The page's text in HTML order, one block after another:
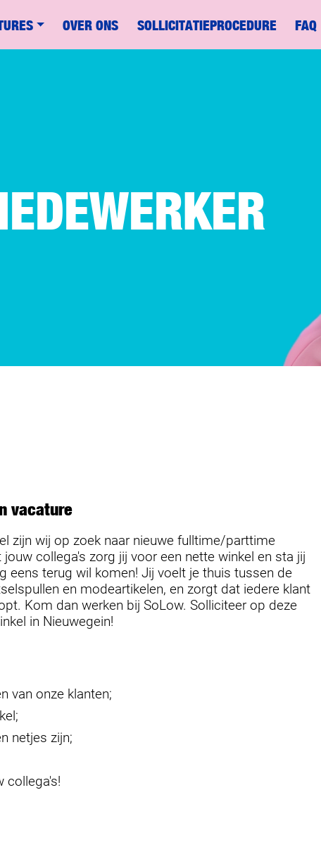
OVER ONS SOLLICITATIEPROCEDURE FAQ
vacature
zijn wij op zoek naar nieuwe fulltime/parttime
collega's zorg jij voor een nette winkel en sta jij
eens terug wil komen! Jij voelt je thuis tussen de
en modeartikelen, en zorgt dat iedere klant
Kom dan werken bij SoLow. Solliciteer op deze
in Nieuwegein!
van onze klanten;
netjes zijn;
collega's!